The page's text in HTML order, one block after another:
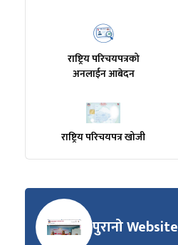
राष्ट्रिय परिचयपत्रको
अनलाईन आबेदन
राष्ट्रिय परिचयपत्र खोजी
पुरानो Website